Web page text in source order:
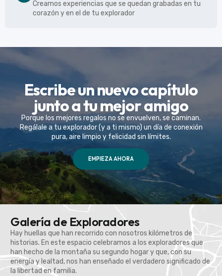
Creamos experiencias que se quedan grabadas en tu
corazón y en el de tu explorador
Escribe un nuevo capítulo
junto a tu mejor amigo
Porque los mejores regalos no se envuelven, se caminan.
Regálale a tu explorador (y a ti mismo) un día de conexión
pura, aire limpio y felicidad sin límites.
EMPIEZA AHORA
Galería de Exploradores
Hay huellas que han recorrido con nosotros kilómetros de
historias. En este espacio celebramos a los exploradores que
han hecho de la montaña su segundo hogar y que, con su
energía y lealtad, nos han enseñado el verdadero significado de
la libertad en familia.